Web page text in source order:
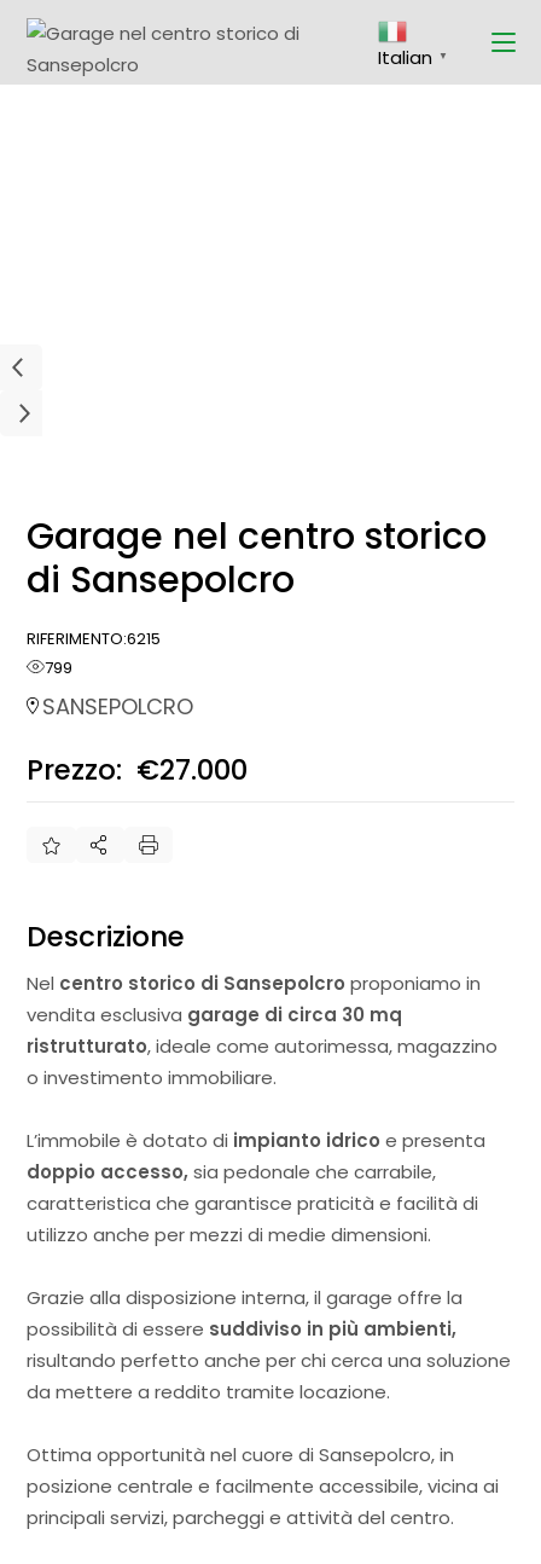
Italian ▼
Garage nel centro storico
di Sansepolcro
RIFERIMENTO:6215
799
SANSEPOLCRO
Prezzo: €27.000
Descrizione
Nel centro storico di Sansepolcro proponiamo in
vendita esclusiva garage di circa 30 mq
ristrutturato, ideale come autorimessa, magazzino
o investimento immobiliare.
L’immobile è dotato di impianto idrico e presenta
doppio accesso,sia pedonale che carrabile,
caratteristica che garantisce praticità e facilità di
utilizzo anche per mezzi di medie dimensioni.
Grazie alla disposizione interna, il garage offre la
possibilità di essere suddiviso in più ambienti,
risultando perfetto anche per chi cerca una soluzione
da mettere a reddito tramite locazione.
Ottima opportunità nel cuore di Sansepolcro, in
posizione centrale e facilmente accessibile, vicina ai
principali servizi, parcheggi e attività del centro.